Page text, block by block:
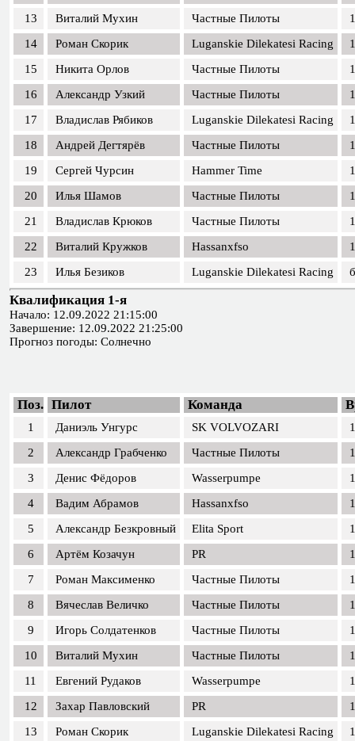
13
Виталий Мухин Частные Пилоты
14
Роман Скорик Luganskie Dilekatesi Racing
15
Никита Орлов Частные Пилоты
16
Александр Узкий Частные Пилоты
17
Владислав Рябиков Luganskie Dilekatesi Racing
18
Андрей Дегтярёв Частные Пилоты
19
Сергей Чурсин Hammer Time
20
Илья Шамов Частные Пилоты
21
Владислав Крюков Частные Пилоты
22
Виталий Кружков Hassanxfso
23
Илья Безиков Luganskie Dilekatesi Racing
Квалификация 1-я
Начало: 12.09.2022 21:15:00
Завершение: 12.09.2022 21:25:00
Прогноз погоды: Солнечно
Поз. Пилот Команда
1 Даниэль Унгурс SK VOLVOZARI
2
Александр Грабченко Частные Пилоты
3
Денис Фёдоров Wasserpumpe
4
Вадим Абрамов Hassanxfso
5
Александр Безкровный Elita Sport
6
Артём Козачун PR
7
Роман Максименко Частные Пилоты
8
Вячеслав Величко Частные Пилоты
9
Игорь Солдатенков Частные Пилоты
10
Виталий Мухин Частные Пилоты
11
Евгений Рудаков Wasserpumpe
12
Захар Павловский PR
13
Роман Скорик Luganskie Dilekatesi Racing